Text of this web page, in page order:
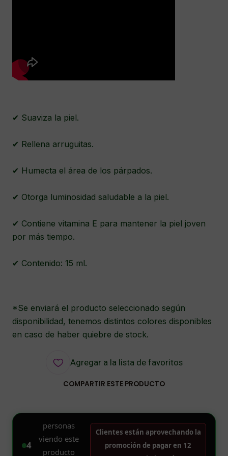
✔ Suaviza la piel.
✔ Rellena arruguitas.
✔ Humecta el área de los párpados.
✔ Otorga luminosidad saludable a la piel.
✔ Contiene vitamina E para mantener la piel joven
por más tiempo.
✔ Contenido: 15 ml.
*Se enviará el producto seleccionado según
disponibilidad, tenemos distintos colores disponibles
en caso de haber quiebre de stock.
Agregar a la lista de favoritos
COMPARTIR ESTE PRODUCTO